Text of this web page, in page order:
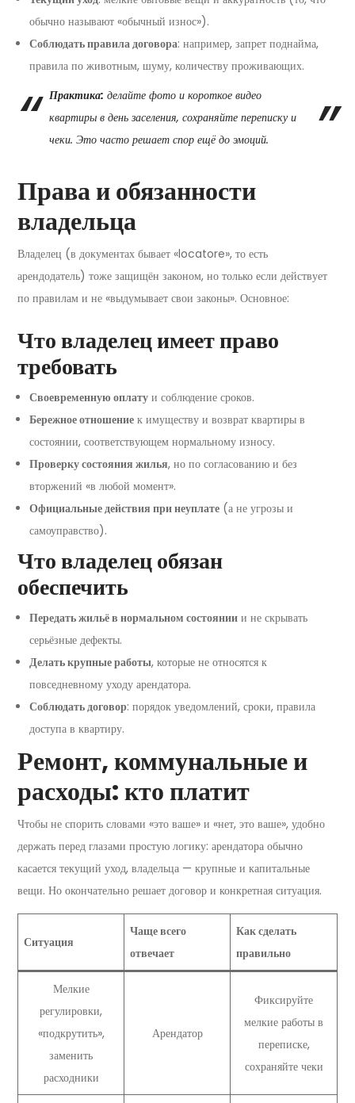
обычно называют «обычный износ»).
Соблюдать правила договора: например, запрет поднайма,
правила по животным, шуму, количеству проживающих.
Практика: делайте фото и короткое видео
квартиры в день заселения, сохраняйте переписку и
чеки. Это часто решает спор ещё до эмоций.
Права и обязанности
владельца
Владелец (в документах бывает «locatore», то есть
арендодатель) тоже защищён законом, но только если действует
по правилам и не «выдумывает свои законы». Основное:
Что владелец имеет право
требовать
Своевременную оплату и соблюдение сроков.
Бережное отношение к имуществу и возврат квартиры в
состоянии, соответствующем нормальному износу.
Проверку состояния жилья, но по согласованию и без
вторжений «в любой момент».
Официальные действия при неуплате (а не угрозы и
самоуправство).
Что владелец обязан
обеспечить
Передать жильё в нормальном состоянии и не скрывать
серьёзные дефекты.
Делать крупные работы, которые не относятся к
повседневному уходу арендатора.
Соблюдать договор: порядок уведомлений, сроки, правила
доступа в квартиру.
Ремонт, коммунальные и
расходы: кто платит
Чтобы не спорить словами «это ваше» и «нет, это ваше», удобно
держать перед глазами простую логику: арендатора обычно
касается текущий уход, владельца — крупные и капитальные
вещи. Но окончательно решает договор и конкретная ситуация.
Ситуация
Чаще всего
отвечает
Как сделать
правильно
Мелкие
регулировки,
«подкрутить»,
заменить
расходники
Арендатор
Фиксируйте
мелкие работы в
переписке,
сохраняйте чеки